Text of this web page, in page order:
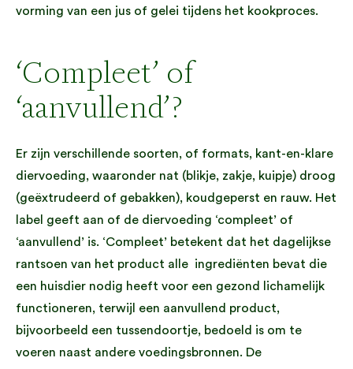
vorming van een jus of gelei tijdens het kookproces.
‘Compleet’ of
‘aanvullend’?
Er zijn verschillende soorten, of formats, kant-en-klare
diervoeding, waaronder nat (blikje, zakje, kuipje) droog
(geëxtrudeerd of gebakken), koudgeperst en rauw. Het
label geeft aan of de diervoeding ‘compleet’ of
‘aanvullend’ is. ‘Compleet’ betekent dat het dagelijkse
rantsoen van het product alle ingrediënten bevat die
een huisdier nodig heeft voor een gezond lichamelijk
functioneren, terwijl een aanvullend product,
bijvoorbeeld een tussendoortje, bedoeld is om te
voeren naast andere voedingsbronnen. De